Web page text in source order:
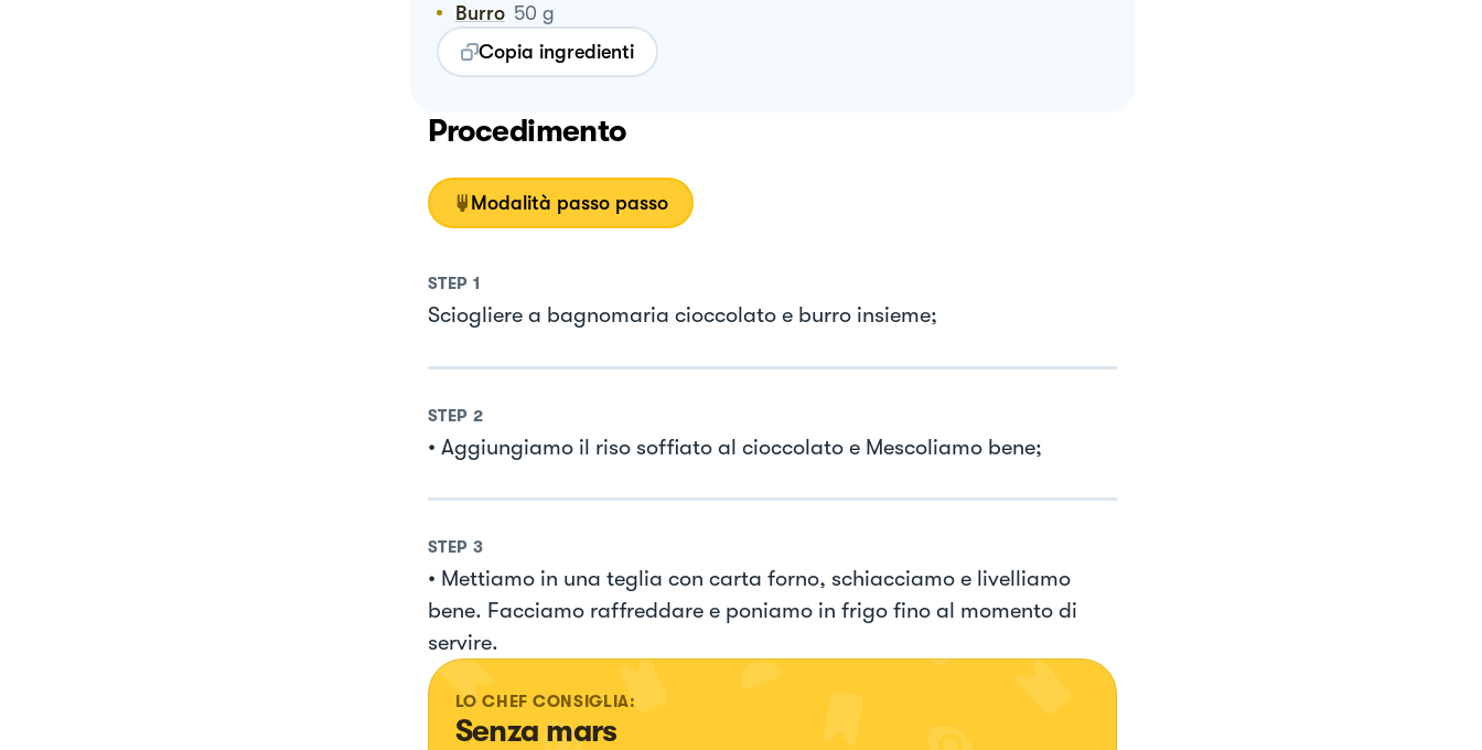
Burro 50 g
Copia ingredienti
Procedimento
Modalità passo passo
STEP 1
Sciogliere a bagnomaria cioccolato e burro insieme;
STEP 2
• Aggiungiamo il riso soffiato al cioccolato e Mescoliamo bene;
STEP 3
• Mettiamo in una teglia con carta forno, schiacciamo e livelliamo
bene. Facciamo raffreddare e poniamo in frigo fino al momento di
servire.
LO CHEF CONSIGLIA:
Senza mars